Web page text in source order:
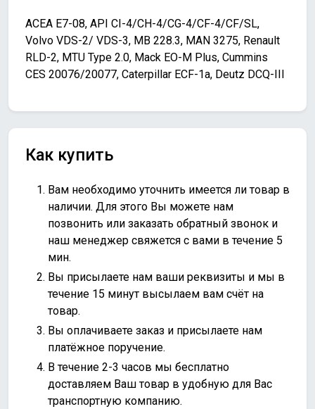
ACEA E7-08, API CI-4/CH-4/CG-4/CF-4/CF/SL,
Volvo VDS-2/ VDS-3, MB 228.3, MAN 3275, Renault
RLD-2, MTU Type 2.0, Mack EO-M Plus, Cummins
CES 20076/20077, Caterpillar ECF-1a, Deutz DCQ-III
Как купить
Вам необходимо уточнить имеется ли товар в
наличии. Для этого Вы можете нам
позвонить или заказать обратный звонок и
наш менеджер свяжется с вами в течение 5
мин.
Вы присылаете нам ваши реквизиты и мы в
течение 15 минут высылаем вам счёт на
товар.
Вы оплачиваете заказ и присылаете нам
платёжное поручение.
В течение 2-3 часов мы бесплатно
доставляем Ваш товар в удобную для Вас
транспортную компанию.